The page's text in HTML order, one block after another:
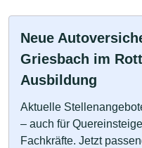
Neue
Griesbach im
Ausbildung
Aktuelle
– auch für
Fachkräfte. Jetzt